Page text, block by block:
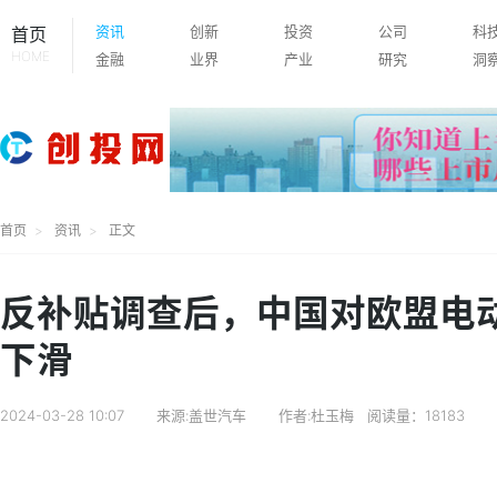
首页
HOME
资讯 创新 投资 公司
科
金融
业界 产业 研究 洞
首页 资讯 正文
反补贴调查后，中国对欧盟电
下滑
2024-03-28 10:07 来源:盖世汽车 作者:杜玉梅 阅读量：18183